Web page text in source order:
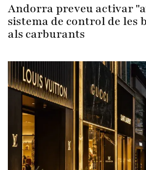
Andorra preveu activar
sistema de control de les
als carburants